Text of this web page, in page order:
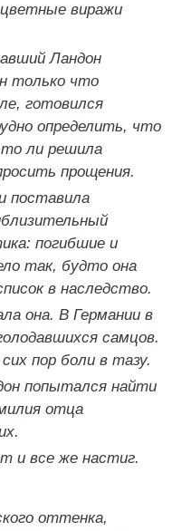
виражи
Ландон
только что
готовился
определить, что
то ли решила
прощения.
поставила
погибшие и
так, будто она
в наследство.
она. В Германии в
самцов.
пор боли в тазу.
попытался найти
отца
и все же настиг.
оттенка,